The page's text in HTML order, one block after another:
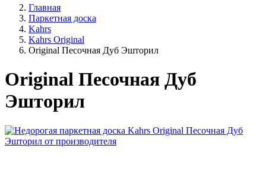
Главная
Паркетная доска
Kahrs
Kahrs Original
Original Песочная Дуб Эшторил
Original Песочная Дуб
Эшторил